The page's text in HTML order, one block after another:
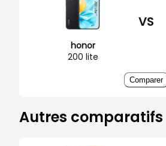
honor
200 lite
VS
Comparer
Autres comparatifs